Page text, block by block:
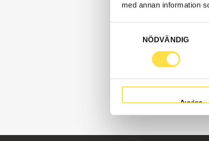
med annan information
NÖDVÄNDIG
Avvisa